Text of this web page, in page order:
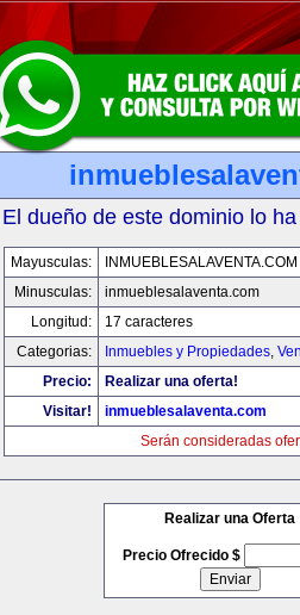
El dueño de este dominio lo
Mayusculas:
INMUEBLESALAVENTA.COM
Minusculas:
inmueblesalaventa.com
Longitud:
17 caracteres
Categorias:
Inmuebles y Propiedades,
Precio:
Realizar una oferta!
Visitar!
inmueblesalaventa.com
Serán consideradas
Realizar una Oferta
Precio Ofrecido $